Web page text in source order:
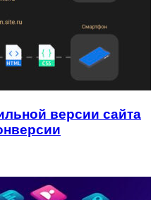
версии сайта